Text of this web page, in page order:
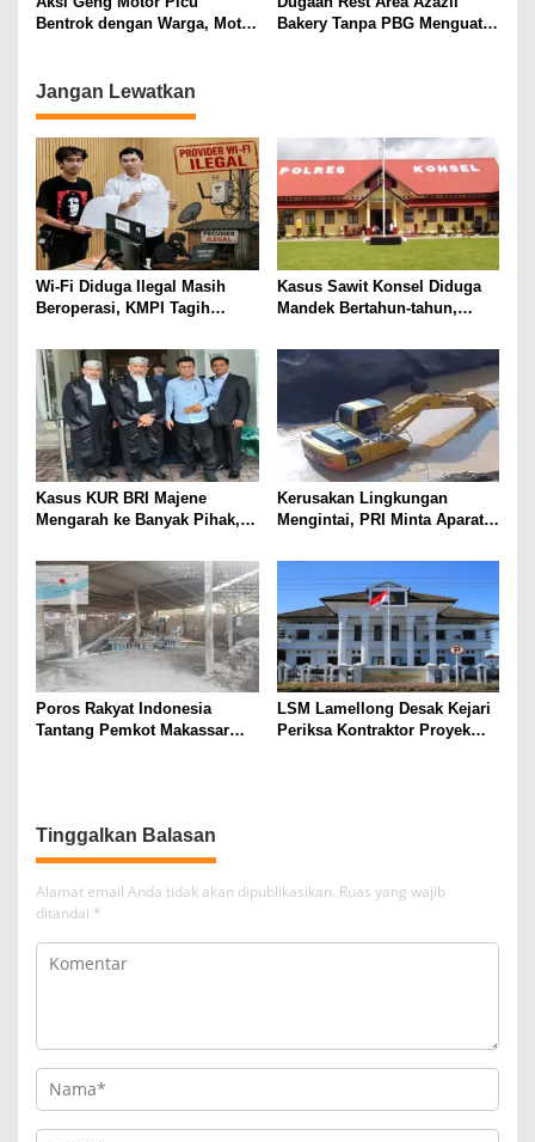
Bentrok dengan Warga, Motor
Bakery Tanpa PBG Menguat,
Jangan Lewatkan
Wi-Fi Diduga Ilegal Masih
Beroperasi, KMPI Tagih
Kasus Sawit Konsel Diduga
Mandek Bertahun-tahun,
Penyidik
Kasus KUR BRI Majene
Mengarah ke Banyak Pihak,
Miliar?
Kerusakan Lingkungan
Mengintai, PRI Minta Aparat
Gowa
Poros Rakyat Indonesia
Tantang Pemkot Makassar
LSM Lamellong Desak Kejari
Periksa Kontraktor Proyek
Tinggalkan Balasan
Alamat email Anda tidak akan dipublikasikan. Ruas yang wajib
ditandai *